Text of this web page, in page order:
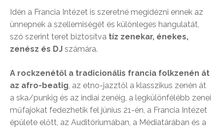
Idén a Francia Intézet is szeretné megidézni ennek az
ünnepnek a szellemiségét és különleges hangulatát,
szó szerint teret biztosítva tíz zenekar, énekes,
zenész és DJ számára.
A rockzenétől a tradicionális francia folkzenén át
az afro-beatig , az etno-jazztől a klasszikus zenén át
a ska/punkig és az indiai zenéig, a legkülönfélébb zenei
műfajokat fedezhetik fel június 21-én, a Francia Intézet
épülete előtt, az Auditóriumában, a Médiatárában és a